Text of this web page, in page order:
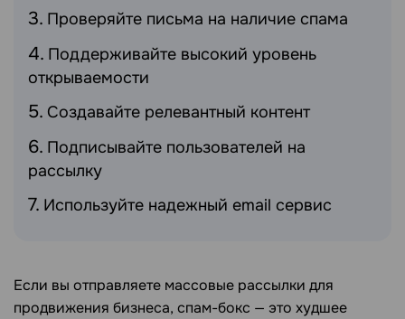
Проверяйте письма на наличие спама
Поддерживайте высокий уровень
открываемости
Создавайте релевантный контент
Подписывайте пользователей на
рассылку
Используйте надежный email сервис
Если вы отправляете массовые рассылки для
продвижения бизнеса, спам-бокс — это худшее